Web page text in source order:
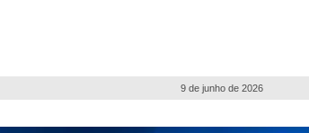
9 de junho de 2026